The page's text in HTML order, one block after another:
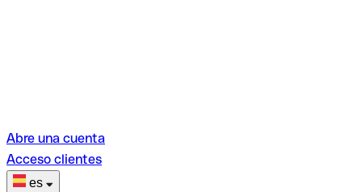
Abre una cuenta
Acceso clientes
es